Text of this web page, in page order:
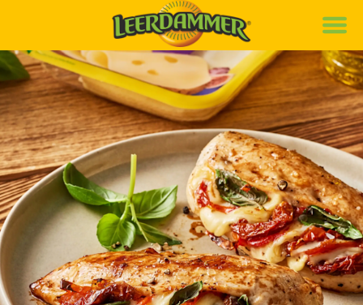
Marke
Rezepte
Produkte
News
Nachhaltigkeit
Karriere